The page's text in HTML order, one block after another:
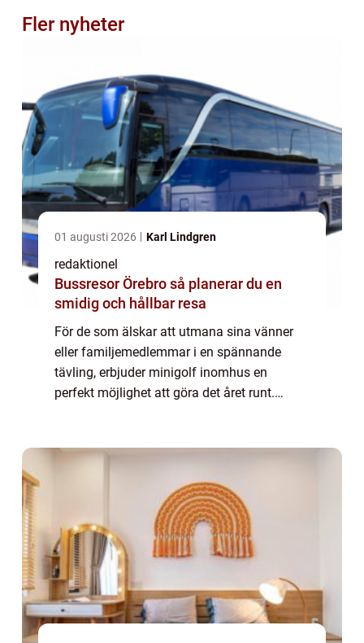
Fler nyheter
01 augusti 2026 Karl Lindgren
redaktionel
Bussresor Örebro så planerar du en
smidig och hållbar resa
För de som älskar att utmana sina vänner
eller familjemedlemmar i en spännande
tävling, erbjuder minigolf inomhus en
perfekt möjlighet att göra det året runt.